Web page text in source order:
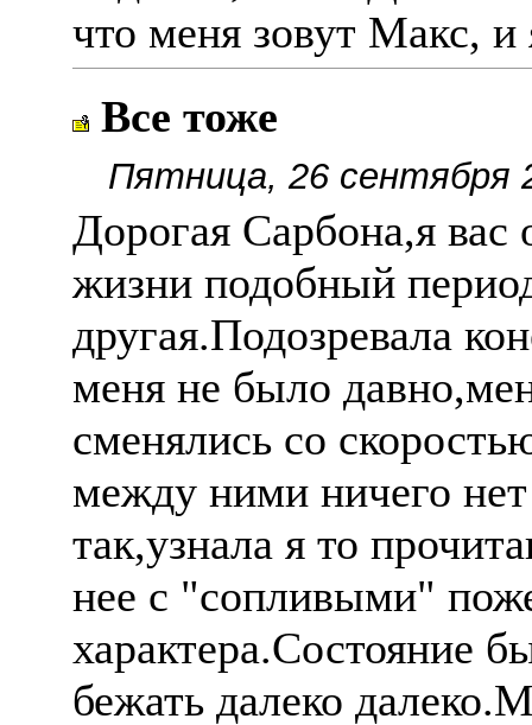
что меня зовут Макс,
Все тоже
Пятница, 26 сентября
Дорогая Сарбона,я
жизни подобный
другая.Подозревала
меня не было
сменялись со
между ними ничего
так,узнала я то
нее с "сопливыми"
характера.Состояние
бежать далеко